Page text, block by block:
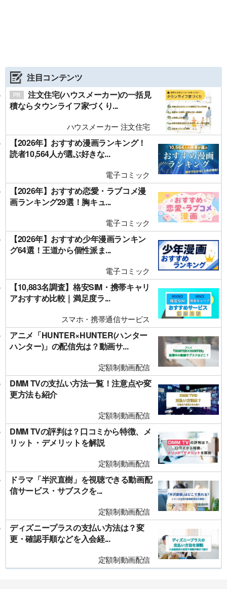
注目コンテンツ
注文住宅(ハウスメーカー)の一括見
積ならタウンライフ家づくり...
ハウスメーカー 注文住宅
【2026年】おすすめ漫画ランキング！
読者10,564人が選ぶ好きな...
電子コミック
【2026年】おすすめ恋愛・ラブコメ漫
画ランキング29選！胸キュ...
電子コミック
【2026年】おすすめ少年漫画ランキン
グ64選！王道から個性派ま...
電子コミック
【10,883名調査】格安SIM・携帯キャリ
アおすすめ比較｜満足度ラ...
スマホ・携帯通信サービス
アニメ「HUNTER×HUNTER(ハンター
ハンター)」の配信先は？動画サ...
定額制動画配信
DMM TVの支払い方法一覧！注意点や変
更方法も紹介
定額制動画配信
DMM TVの評判は？口コミから特徴、メ
リット・デメリットを解説
定額制動画配信
ドラマ「半沢直樹」を視聴できる動画配
信サービス・サブスクを...
定額制動画配信
ディズニープラスの支払い方法は？変
更・確認手順などを入会経...
定額制動画配信